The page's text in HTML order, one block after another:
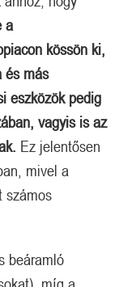
a
kössön ki,
és más
eszközök pedig
vagyis is az
Ez jelentősen
mivel a
számos
beáramló
míg a